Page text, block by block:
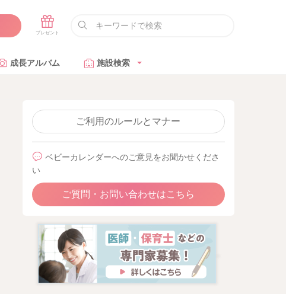
成長アルバム 施設検索
ご利用のルールとマナー
ベビーカレンダーへのご意見をお聞かせくださ
い
ご質問・お問い合わせはこちら